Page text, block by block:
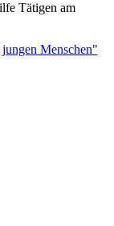
Tätigen am
Menschen"